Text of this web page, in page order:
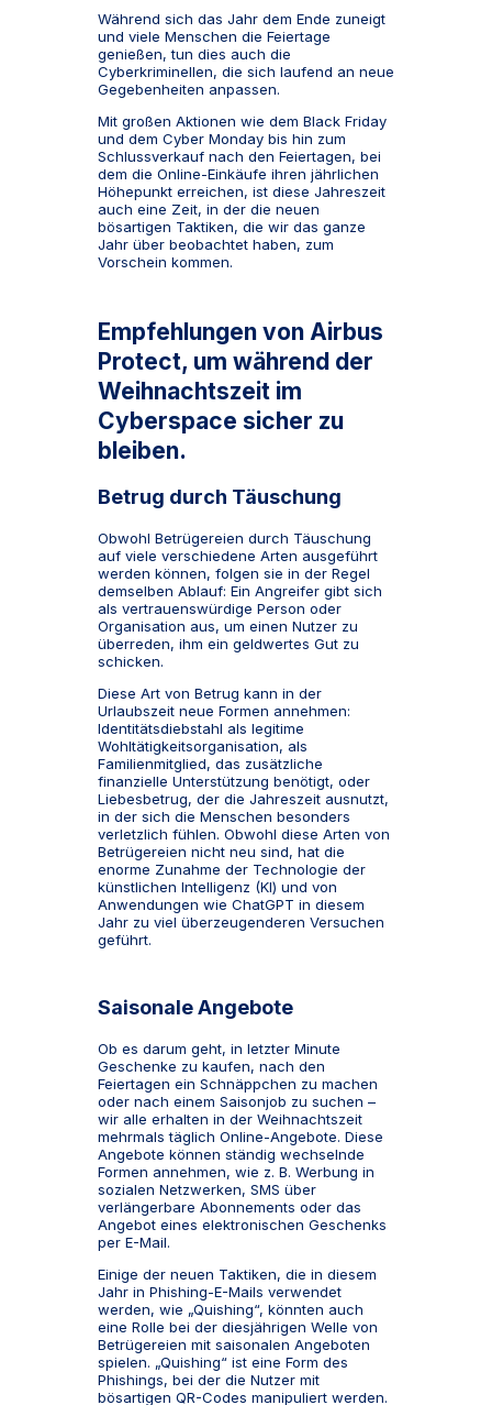
Während sich das Jahr dem Ende zuneigt
und viele Menschen die Feiertage
genießen, tun dies auch die
Cyberkriminellen, die sich laufend an neue
Gegebenheiten anpassen.
Mit großen Aktionen wie dem Black Friday
und dem Cyber Monday bis hin zum
Schlussverkauf nach den Feiertagen, bei
dem die Online-Einkäufe ihren jährlichen
Höhepunkt erreichen, ist diese Jahreszeit
auch eine Zeit, in der die neuen
bösartigen Taktiken, die wir das ganze
Jahr über beobachtet haben, zum
Vorschein kommen.
Empfehlungen von Airbus
Protect, um während der
Weihnachtszeit im
Cyberspace sicher zu
bleiben.
Betrug durch Täuschung
Obwohl Betrügereien durch Täuschung
auf viele verschiedene Arten ausgeführt
werden können, folgen sie in der Regel
demselben Ablauf: Ein Angreifer gibt sich
als vertrauenswürdige Person oder
Organisation aus, um einen Nutzer zu
überreden, ihm ein geldwertes Gut zu
schicken.
Diese Art von Betrug kann in der
Urlaubszeit neue Formen annehmen:
Identitätsdiebstahl als legitime
Wohltätigkeitsorganisation, als
Familienmitglied, das zusätzliche
finanzielle Unterstützung benötigt, oder
Liebesbetrug, der die Jahreszeit ausnutzt,
in der sich die Menschen besonders
verletzlich fühlen. Obwohl diese Arten von
Betrügereien nicht neu sind, hat die
enorme Zunahme der Technologie der
künstlichen Intelligenz (KI) und von
Anwendungen wie ChatGPT in diesem
Jahr zu viel überzeugenderen Versuchen
geführt.
Saisonale Angebote
Ob es darum geht, in letzter Minute
Geschenke zu kaufen, nach den
Feiertagen ein Schnäppchen zu machen
oder nach einem Saisonjob zu suchen –
wir alle erhalten in der Weihnachtszeit
mehrmals täglich Online-Angebote. Diese
Angebote können ständig wechselnde
Formen annehmen, wie z. B. Werbung in
sozialen Netzwerken, SMS über
verlängerbare Abonnements oder das
Angebot eines elektronischen Geschenks
per E-Mail.
Einige der neuen Taktiken, die in diesem
Jahr in Phishing-E-Mails verwendet
werden, wie „Quishing“, könnten auch
eine Rolle bei der diesjährigen Welle von
Betrügereien mit saisonalen Angeboten
spielen. „Quishing“ ist eine Form des
Phishings, bei der die Nutzer mit
bösartigen QR-Codes manipuliert werden.